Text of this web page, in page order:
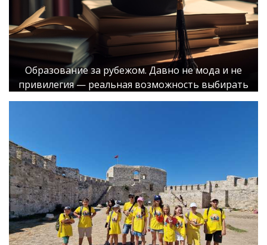
Образование за рубежом. Давно не мода и не
привилегия — реальная возможность выбирать